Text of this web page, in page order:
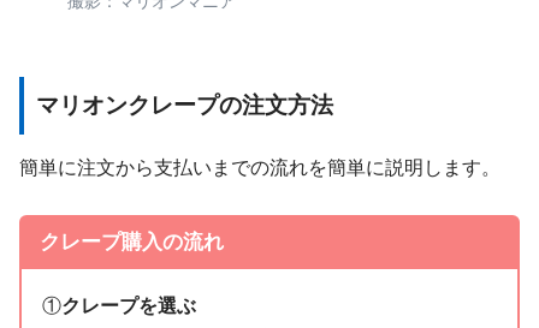
マリオンクレープの注文方法
簡単に注文から支払いまでの流れを簡単に説明します。
クレープ購入の流れ
①クレープを選ぶ